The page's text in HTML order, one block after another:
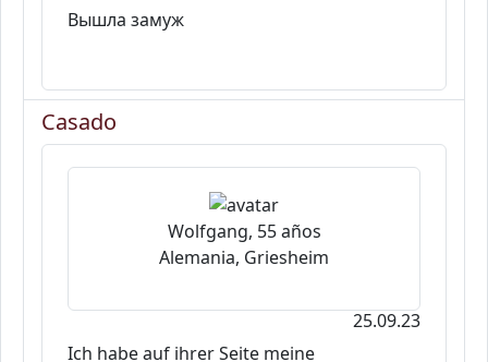
Вышла замуж
Casado
Wolfgang, 55 años
Alemania, Griesheim
25.09.23
Ich habe auf ihrer Seite meine